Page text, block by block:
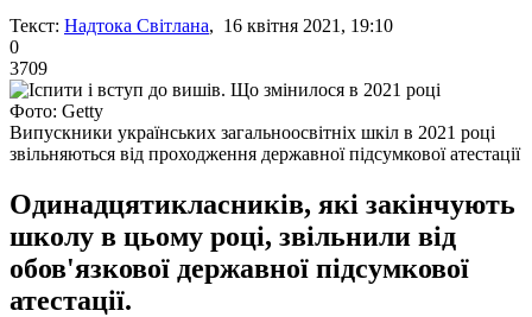
Текст: Надтока Світлана, 16 квітня 2021, 19:10
0
3709
Фото: Getty
Випускники українських загальноосвітніх шкіл в 2021 році
звільняються від проходження державної підсумкової атестації
Одинадцятикласників, які закінчують
школу в цьому році, звільнили від
обов'язкової державної підсумкової
атестації.